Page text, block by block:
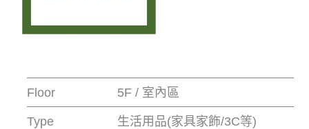
Floor 5F / 室內區
Type 生活用品(家具家飾/3C等)